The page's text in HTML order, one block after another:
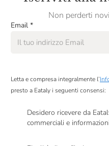
Non perderti
Email *
Letta e compresa integralmente l’
presto a Eataly i seguenti consensi:
Desidero ricevere da
commerciali e